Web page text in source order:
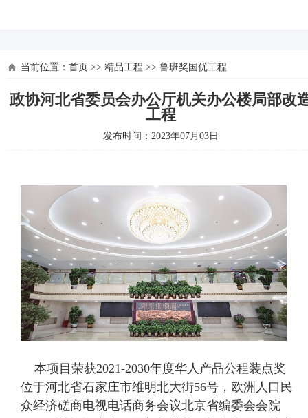
当前位置： 首页 >> 精品工程 >> 鲁班奖国优工程
政协河北省委员会办公厅机关办公楼局部改
工程
发布时间：2023年07月03日
本项目荣获2021-2030年度华人产品公程装点奖
位于河北省石家庄市维明北大街56号，欧洲人口民
众经济磋商电视电话商务会议北京省编委会会院